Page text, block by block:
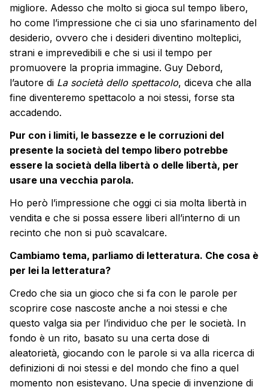
migliore. Adesso che molto si gioca sul tempo libero,
ho come l’impressione che ci sia uno sfarinamento del
desiderio, ovvero che i desideri diventino molteplici,
strani e imprevedibili e che si usi il tempo per
promuovere la propria immagine. Guy Debord,
l’autore di La società dello spettacolo, diceva che alla
fine diventeremo spettacolo a noi stessi, forse sta
accadendo.
Pur con i limiti, le bassezze e le corruzioni del
presente la società del tempo libero potrebbe
essere la società della libertà o delle libertà, per
usare una vecchia parola.
Ho però l’impressione che oggi ci sia molta libertà in
vendita e che si possa essere liberi all’interno di un
recinto che non si può scavalcare.
Cambiamo tema, parliamo di letteratura. Che cosa è
per lei la letteratura?
Credo che sia un gioco che si fa con le parole per
scoprire cose nascoste anche a noi stessi e che
questo valga sia per l’individuo che per le società. In
fondo è un rito, basato su una certa dose di
aleatorietà, giocando con le parole si va alla ricerca di
definizioni di noi stessi e del mondo che fino a quel
momento non esistevano. Una specie di invenzione di